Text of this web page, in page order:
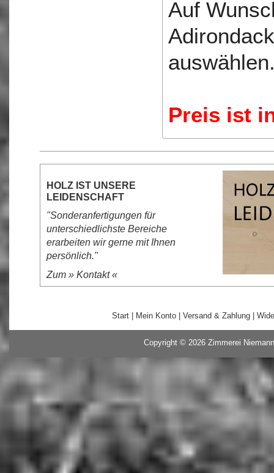
Auf
Preis ist
HOLZ IST UNSERE
LEIDENSCHAFT
"Sonderanfertigungen für
unterschiedlichste Bereiche
erarbeiten wir gerne mit Ihnen
persönlich."
Zum » Kontakt«
Start | Mein Konto | Versand & Zahlung |
Copyright © 2026 Zimmerei Niemann